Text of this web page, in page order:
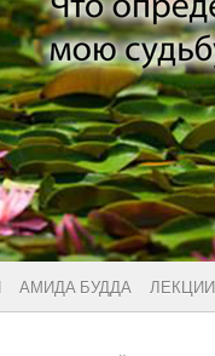
АМИДА БУДДА ЛЕКЦИИ